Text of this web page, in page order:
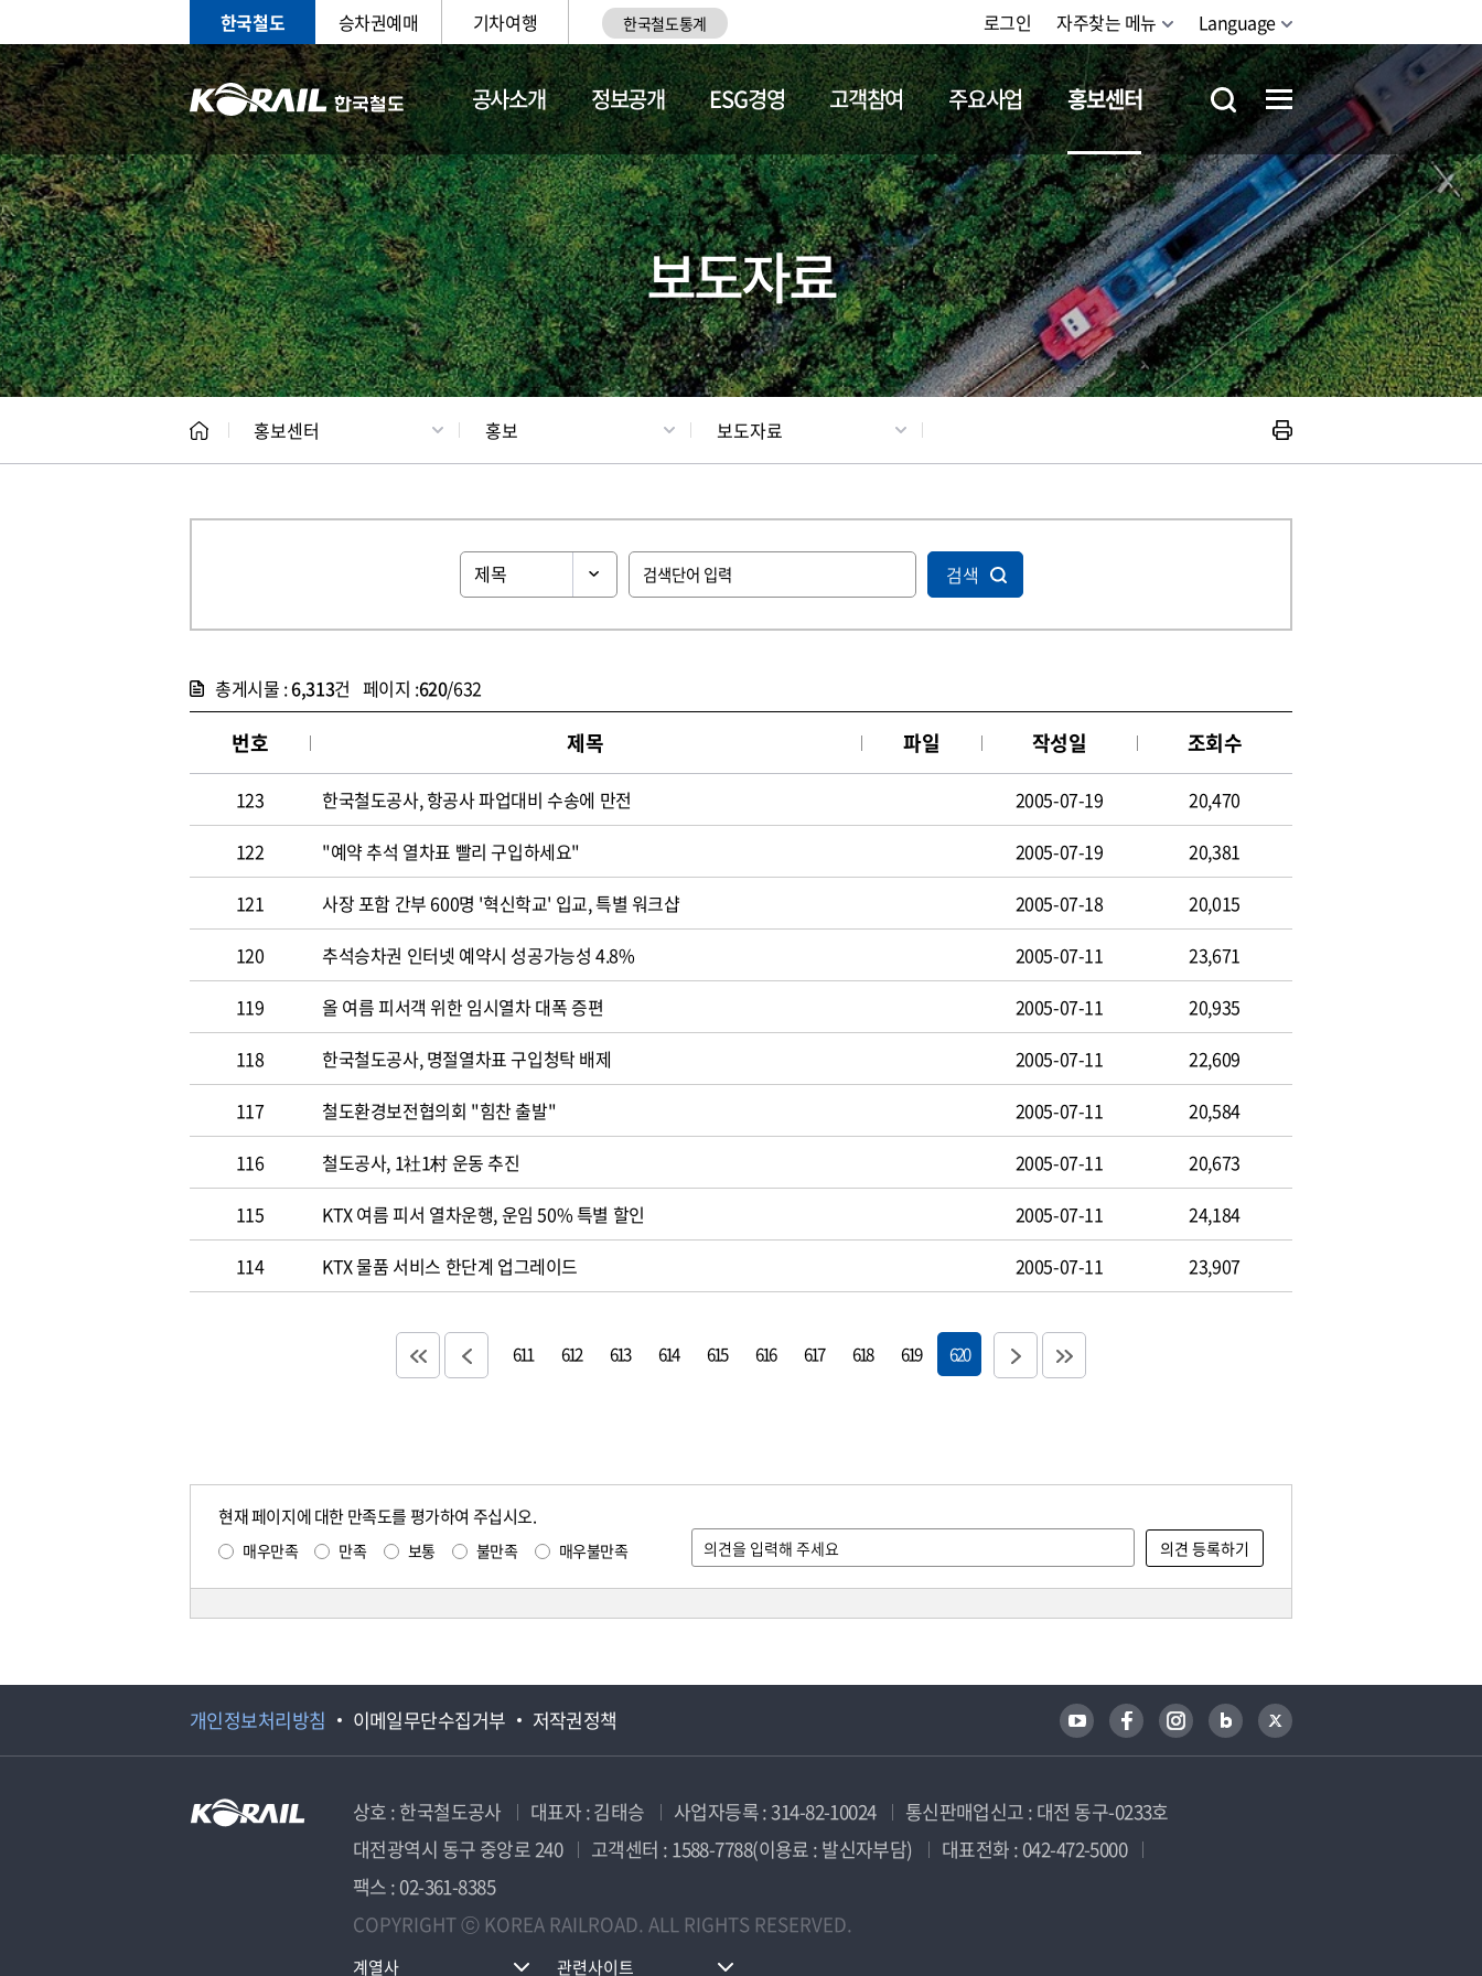
한국철도 승차권예매 기차여행 한국철도통계 로그인 자주찾는 메뉴 Language
공사소개 정보공개 ESG경영 고객참여 주요사업 홍보센터
홍보 문화사업 갤러리 기차소개 철도체험
보도자료
홍보센터 홍보 보도자료
검색
총게시물 :6,313건 페이지 :620/632
번호 제목 파일 작성일 조회수
123 한국철도공사, 항공사 파업대비 수송에 만전 2005-07-19
20,470
122
"예약 추석 열차표 빨리 구입하세요" 2005-07-19
20,381
121
사장 포함 간부 600명 '혁신학교' 입교, 특별 워크샵 2005-07-18
20,015
120
추석승차권 인터넷 예약시 성공가능성 4.8% 2005-07-11
23,671
119
올 여름 피서객 위한 임시열차 대폭 증편 2005-07-11
20,935
118
한국철도공사, 명절열차표 구입청탁 배제 2005-07-11
22,609
117
철도환경보전협의회 "힘찬 출발" 2005-07-11
20,584
116
철도공사, 1社1村 운동 추진 2005-07-11
20,673
115
KTX 여름 피서 열차운행, 운임 50% 특별 할인 2005-07-11
24,184
114
KTX 물품 서비스 한단계 업그레이드 2005-07-11 23,907
611 612 613 614 615 616 617 618 619 620
현재 페이지에 대한 만족도를 평가하여 주십시오.
매우만족 만족 보통 불만족 매우불만족
개인정보처리방침 이메일무단수집거부 저작권정책
상호 : 한국철도공사 대표자 : 김태승 사업자등록 : 314-82-10024
통신판매업신고 : 대전 동구-0233호
대전광역시 동구 중앙로 240
고객센터 : 1588-7788(이용료 : 발신자부담)
대표전화 : 042-472-5000
팩스 : 02-361-8385
COPYRIGHT ⓒ KOREA RAILROAD. ALL RIGHTS RESERVED.
계열사 관련사이트